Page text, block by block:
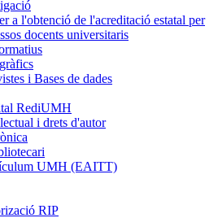
a l'obtenció de l'acreditació estatal per
docents universitaris
i Bases de dades
RediUMH
i drets d'autor
UMH (EAITT)
RIP